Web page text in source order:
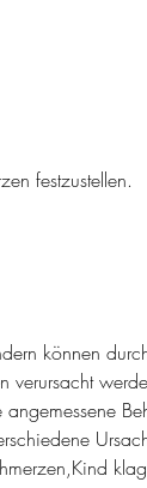
festzustellen.
können
verursacht